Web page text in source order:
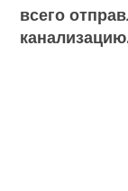
всего